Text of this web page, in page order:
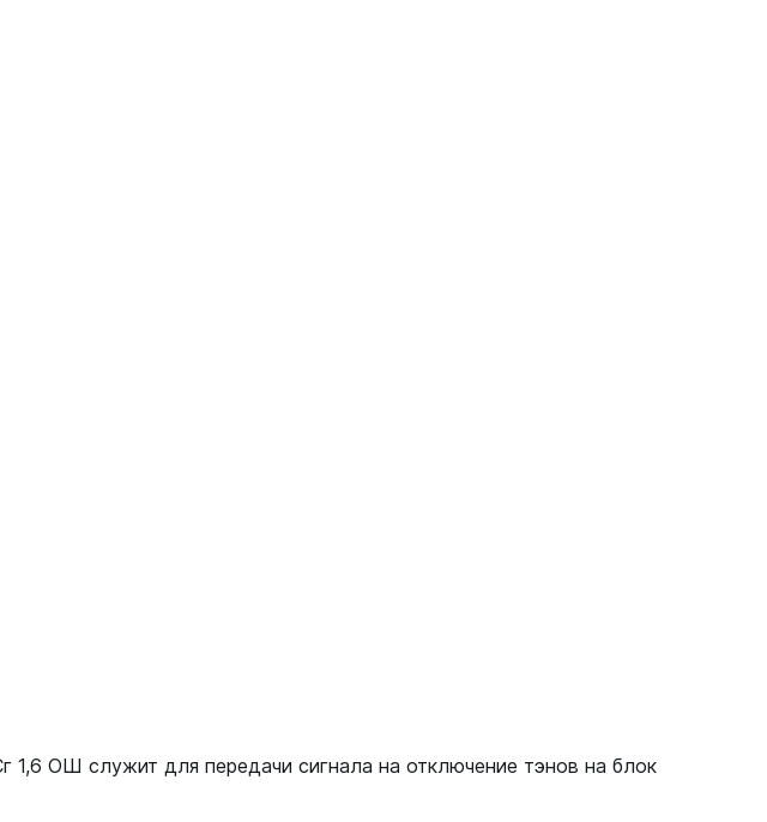
ОШ служит для передачи сигнала на отключение тэнов на блок